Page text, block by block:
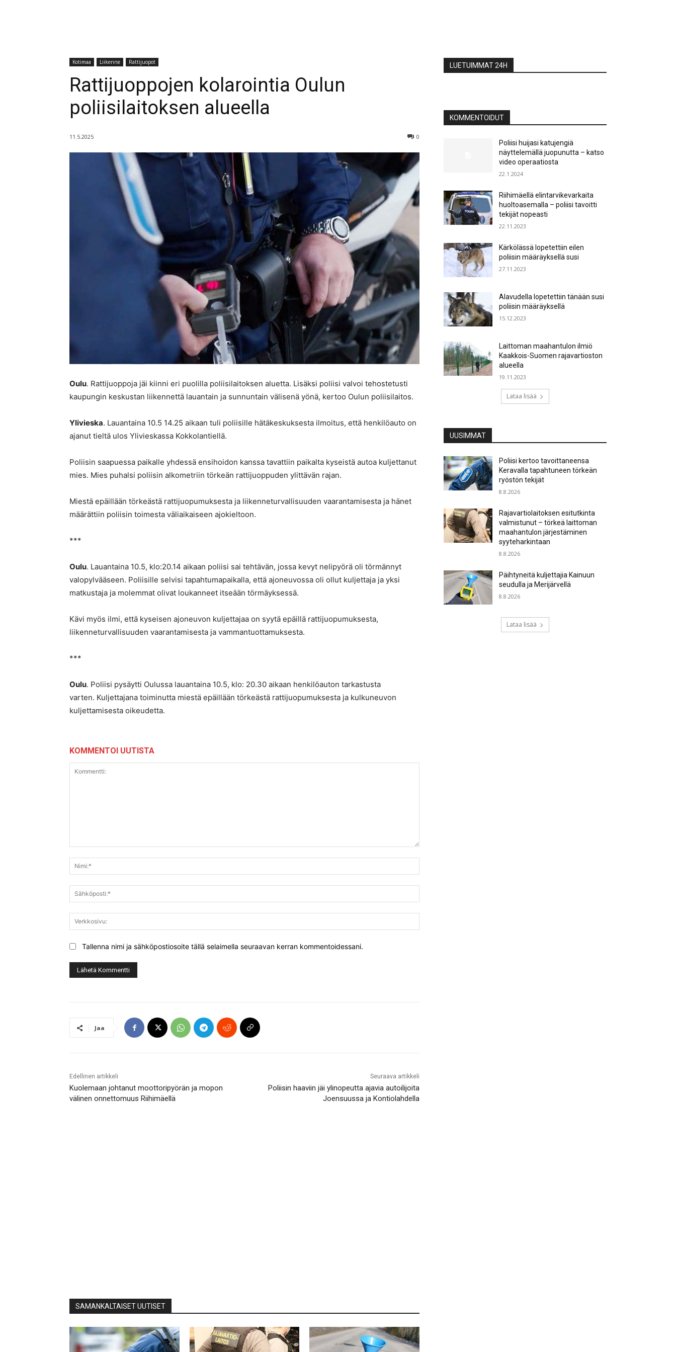
Kotimaa Liikenne Rattijuopot
Rattijuoppojen kolarointia Oulun
poliisilaitoksen alueella
11.5.2025 0
Oulu. Rattijuoppoja jäi kiinni eri puolilla poliisilaitoksen aluetta. Lisäksi poliisi valvoi tehostetusti
kaupungin keskustan liikennettä lauantain ja sunnuntain välisenä yönä, kertoo Oulun poliisilaitos.
Ylivieska. Lauantaina 10.5 14.25 aikaan tuli poliisille hätäkeskuksesta ilmoitus, että henkilöauto on
ajanut tieltä ulos Ylivieskassa Kokkolantiellä.
Poliisin saapuessa paikalle yhdessä ensihoidon kanssa tavattiin paikalta kyseistä autoa kuljettanut
mies. Mies puhalsi poliisin alkometriin törkeän rattijuoppuden ylittävän rajan.
Miestä epäillään törkeästä rattijuopumuksesta ja liikenneturvallisuuden vaarantamisesta ja hänet
määrättiin poliisin toimesta väliaikaiseen ajokieltoon.
***
Oulu. Lauantaina 10.5, klo:20.14 aikaan poliisi sai tehtävän, jossa kevyt nelipyörä oli törmännyt
valopylvääseen. Poliisille selvisi tapahtumapaikalla, että ajoneuvossa oli ollut kuljettaja ja yksi
matkustaja ja molemmat olivat loukanneet itseään törmäyksessä.
Kävi myös ilmi, että kyseisen ajoneuvon kuljettajaa on syytä epäillä rattijuopumuksesta,
liikenneturvallisuuden vaarantamisesta ja vammantuottamuksesta.
***
Oulu. Poliisi pysäytti Oulussa lauantaina 10.5, klo: 20.30 aikaan henkilöauton tarkastusta
varten. Kuljettajana toiminutta miestä epäillään törkeästä rattijuopumuksesta ja kulkuneuvon
kuljettamisesta oikeudetta.
KOMMENTOI UUTISTA
Tallenna nimi ja sähköpostiosoite tällä selaimella seuraavan kerran kommentoidessani.
Jaa
Edellinen artikkeli
Kuolemaan johtanut moottoripyörän ja mopon
välinen onnettomuus Riihimäellä
Seuraava artikkeli
Poliisin haaviin jäi ylinopeutta ajavia autoilijoita
Joensuussa ja Kontiolahdella
SAMANKALTAISET UUTISET
LUETUIMMAT 24H
KOMMENTOIDUT
Poliisi huijasi katujengiä
näyttelemällä juopunutta – katso
video operaatiosta
22.1.2024
Riihimäellä elintarvikevarkaita
huoltoasemalla – poliisi tavoitti
tekijät nopeasti
22.11.2023
Kärkölässä lopetettiin eilen
poliisin määräyksellä susi
27.11.2023
Alavudella lopetettiin tänään susi
poliisin määräyksellä
15.12.2023
Laittoman maahantulon ilmiö
Kaakkois-Suomen rajavartioston
alueella
19.11.2023
Lataa lisää
UUSIMMAT
Poliisi kertoo tavoittaneensa
Keravalla tapahtuneen törkeän
ryöstön tekijät
8.8.2026
Rajavartiolaitoksen esitutkinta
valmistunut – törkeä laittoman
maahantulon järjestäminen
syyteharkintaan
8.8.2026
Päihtyneitä kuljettajia Kainuun
seudulla ja Merijärvellä
8.8.2026
Lataa lisää